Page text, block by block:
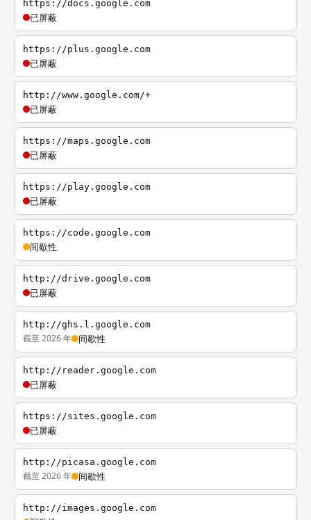
https://docs.google.com
已屏蔽
https://plus.google.com
已屏蔽
http://www.google.com/+
已屏蔽
https://maps.google.com
已屏蔽
https://play.google.com
已屏蔽
https://code.google.com
间歇性
http://drive.google.com
已屏蔽
http://ghs.l.google.com
截至 2026 年 间歇性
http://reader.google.com
已屏蔽
https://sites.google.com
已屏蔽
http://picasa.google.com
截至 2026 年 间歇性
http://images.google.com